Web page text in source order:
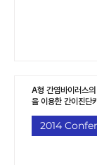
A형 간염바이러스의
을 이용한 간이진단
2014